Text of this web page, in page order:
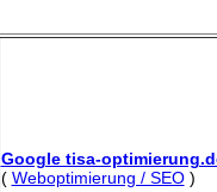
Google tisa-
( Weboptimierung / SEO)